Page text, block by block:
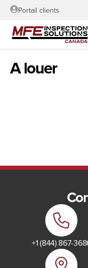
Portail clients
A louer
+1 (844) 867-